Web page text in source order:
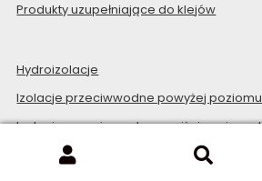
Produkty uzupełniające do klejów
Hydroizolacje
Izolacje przeciwwodne powyżej
Izolacje przeciwwodne poniżej poziomu
System uszczelnień Mapeband